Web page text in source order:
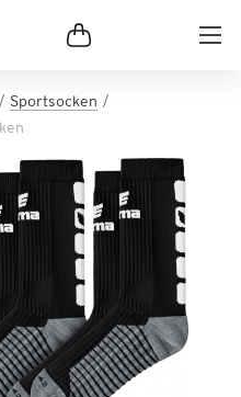
Sportsocken